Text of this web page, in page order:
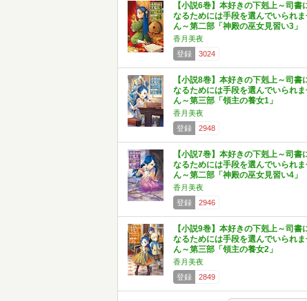
【小説6巻】本好きの下剋上～司書
なるためには手段を選んでいられ
ん～第二部「神殿の巫女見習い3」
香月美夜
登録
3024
【小説8巻】本好きの下剋上～司書
なるためには手段を選んでいられ
ん～第三部「領主の養女1」
香月美夜
登録
2948
【小説7巻】本好きの下剋上～司書
なるためには手段を選んでいられ
ん～第二部「神殿の巫女見習い4」
香月美夜
登録
2946
【小説9巻】本好きの下剋上～司書
なるためには手段を選んでいられ
ん～第三部「領主の養女2」
香月美夜
登録
2849